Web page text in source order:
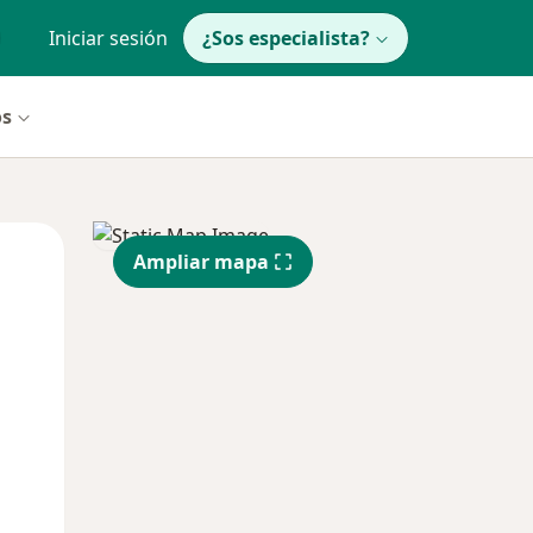
Iniciar sesión ¿Sos especialista?
Mar
11 Ago
Mié
12 Ago
Ampliar mapa